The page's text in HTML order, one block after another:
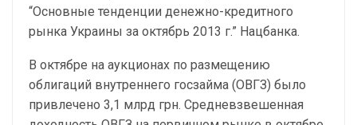
“Основные тенденции денежно-кредитного
рынка Украины за октябрь 2013 г.” Нацбанка.
В октябре на аукционах по размещению
облигаций внутреннего госзайма (ОВГЗ) было
привлечено 3,1 млрд грн. Средневзвешенная